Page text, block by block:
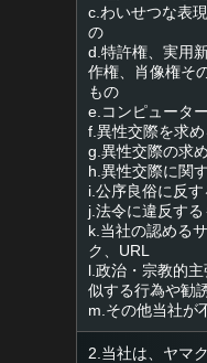
c.わいせつな表
の
d.特許権、実用
作権、肖像権そ
もの
e.コンピュータ
f.異性交際を求
g.異性交際の求
h.異性交際に関
i.公序良俗に反
j.法令に違反す
k.当社の認める
ク、URL
l.政治・宗教的
似する行為や勧
m.その他当社が
2.当社は、ヤマ